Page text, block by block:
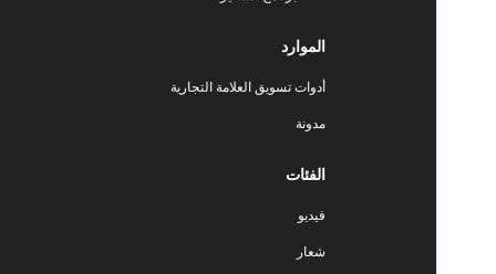
أدوات تسويق العلامة التجارية